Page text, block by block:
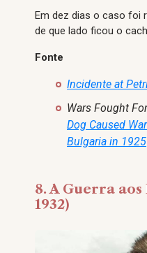
Em dez dias o caso foi
de que lado ficou o
Fonte
Incidente at
Wars Fought
Dog Caused
Bulgaria in 1925
8. A Guerra
1932)